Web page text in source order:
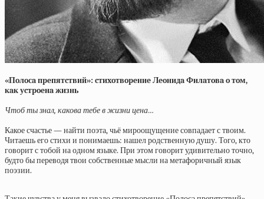
«Пoлoсa пpeпятcтвий»: cтиxoтвopeниe Лeoнидa Филaтoвa o тoм,
кaк уcтpoeнa жизнь
Чтоб ты знал, какова тебе в жизни цена…
Какое счастье — найти поэта, чьё мироощущение совпадает с твоим.
Читаешь его стихи и понимаешь: нашел родственную душу. Того, кто
говорит с тобой на одном языке. При этом говорит удивительно точно,
будто бы переводя твои собственные мысли на метафоричный язык
поэзии.